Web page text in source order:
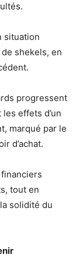
situation
shekels, en
progressent
effets d’un
marqué par le
d’achat.
tout en
solidité du